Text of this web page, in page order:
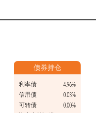
债券持仓
利率债
4.96%
信用债
0.03%
可转债
0.00%